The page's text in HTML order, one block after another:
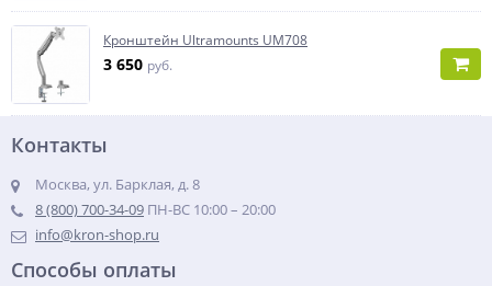
Кронштейн Ultramounts UM708
3 650 руб.
Контакты
Москва, ул. Барклая, д. 8
8 (800) 700-34-09 ПН-ВС 10:00 – 20:00
info@kron-shop.ru
Способы оплаты